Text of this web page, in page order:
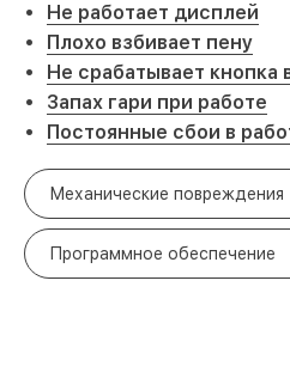
Не работает дисплей
Плохо взбивает пену
Не срабатывает кнопка
Запах гари при работе
Постоянные сбои в
Механические повреждения
Программное обеспечение